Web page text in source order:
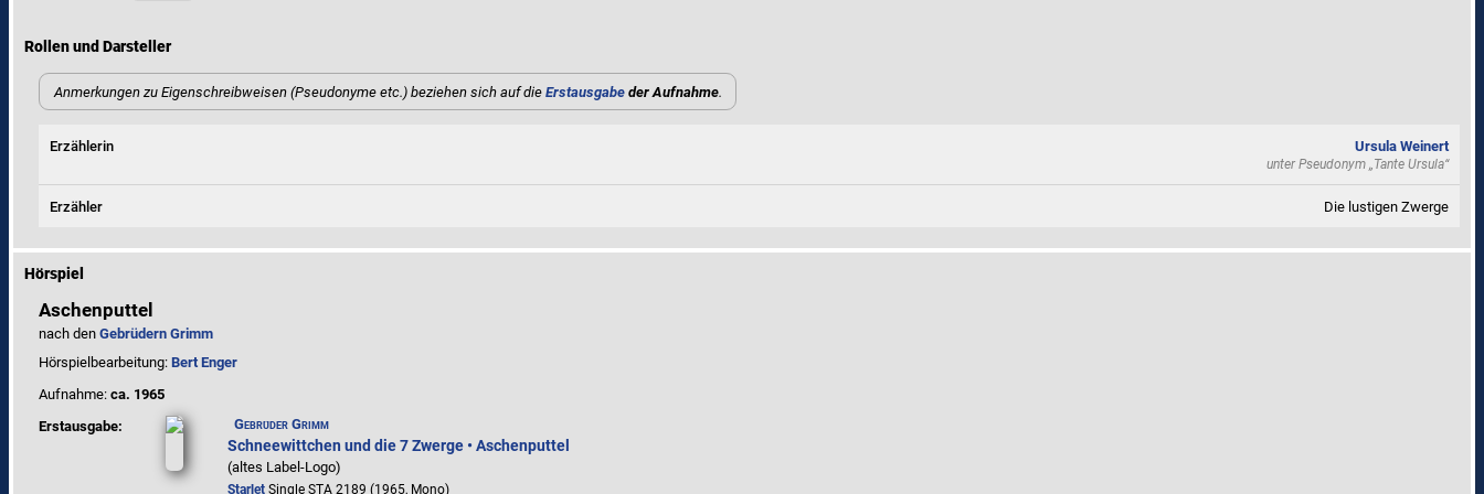
Rollen und Darsteller
Anmerkungen zu Eigenschreibweisen (Pseudonyme etc.) beziehen sich auf die Erstausgabeder Aufnahme.
Erzählerin Ursula Weinert
unter Pseudonym „Tante Ursula“
Erzähler Die lustigen Zwerge
Hörspiel
Aschenputtel
nach den Gebrüdern Grimm
Hörspielbearbeitung: Bert Enger
Aufnahme: ca. 1965
Erstausgabe:
Gebrüder Grimm
Schneewittchen und die 7 Zwerge • Aschenputtel
(altes Label-Logo)
StarletSingle STA 2189 (1965, Mono)